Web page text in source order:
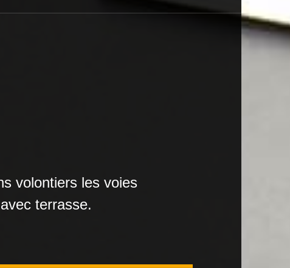
volontiers les voies
terrasse.